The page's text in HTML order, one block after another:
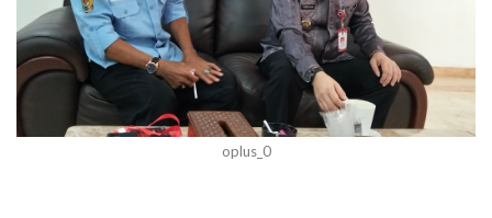
oplus_0